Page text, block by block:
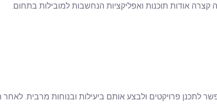
קצרה אודות תוכנות ואפליקציות הנחשבות למובילות בתחום.
לתכנן פרויקטים ולבצע אותם ביעילות ובנוחות מרבית. לאחר